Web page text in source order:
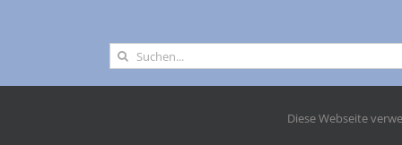
Suche
nach:
Diese Webseite